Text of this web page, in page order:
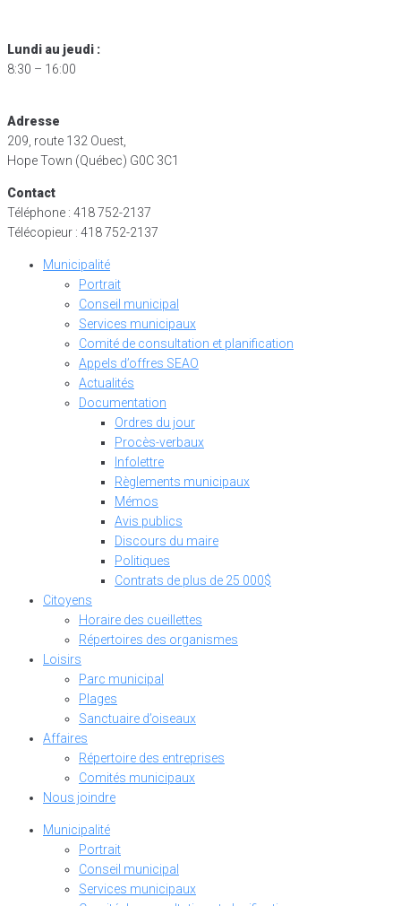
content
Lundi au jeudi :
8:30 – 16:00
Adresse
209, route 132 Ouest,
Hope Town (Québec) G0C 3C1
Contact
Téléphone : 418 752-2137
Télécopieur : 418 752-2137
Municipalité
Portrait
Conseil municipal
Services municipaux
Comité de consultation et planification
Appels d’offres SEAO
Actualités
Documentation
Ordres du jour
Procès-verbaux
Infolettre
Règlements municipaux
Mémos
Avis publics
Discours du maire
Politiques
Contrats de plus de 25 000$
Citoyens
Horaire des cueillettes
Répertoires des organismes
Loisirs
Parc municipal
Plages
Sanctuaire d’oiseaux
Affaires
Répertoire des entreprises
Comités municipaux
Nous joindre
Municipalité
Portrait
Conseil municipal
Services municipaux